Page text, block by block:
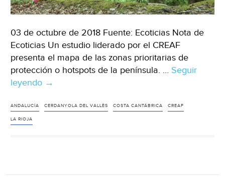
03 de octubre de 2018 Fuente: Ecoticias Nota de
Ecoticias Un estudio liderado por el CREAF
presenta el mapa de las zonas prioritarias de
protección o hotspots de la península. … Seguir
leyendo España:
bosques
→
ANDALUCÍA CERDANYOLA DEL VALLÈS COSTA CANTÁBRICA CREAF
LA RIOJA